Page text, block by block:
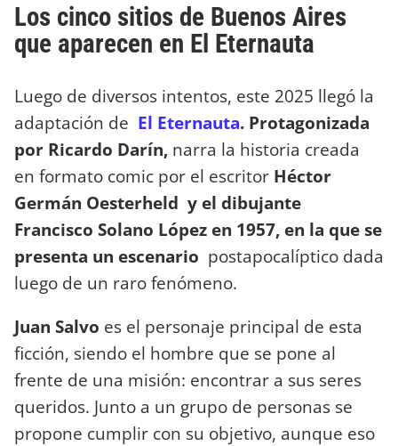
Los cinco sitios de Buenos Aires
que aparecen en El Eternauta
Luego de diversos intentos, este 2025 llegó la
adaptación de El Eternauta. Protagonizada
por Ricardo Darín, narra la historia creada
en formato comic por el escritor Héctor
Germán Oesterheld y el dibujante
Francisco Solano López en 1957, en la que se
presenta un escenario postapocalíptico dada
luego de un raro fenómeno.
Juan Salvo es el personaje principal de esta
ficción, siendo el hombre que se pone al
frente de una misión: encontrar a sus seres
queridos. Junto a un grupo de personas se
propone cumplir con su objetivo, aunque eso